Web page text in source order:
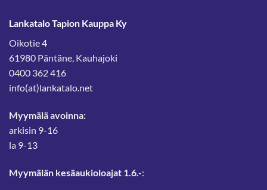
Lankatalo Tapion Kauppa Ky
Oikotie 4
61980 Päntäne, Kauhajoki
0400 362 416
info(at)lankatalo.net
Myymälä avoinna:
arkisin 9-16
la 9-13
Myymälän kesäaukioloajat 1.6.-: